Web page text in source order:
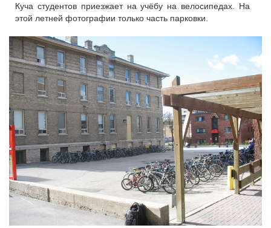
Куча студентов приезжает на учёбу на велосипедах. На
этой летней фотографии только часть парковки.